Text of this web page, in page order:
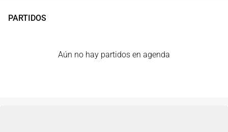
PARTIDOS
Aún no hay partidos en agenda